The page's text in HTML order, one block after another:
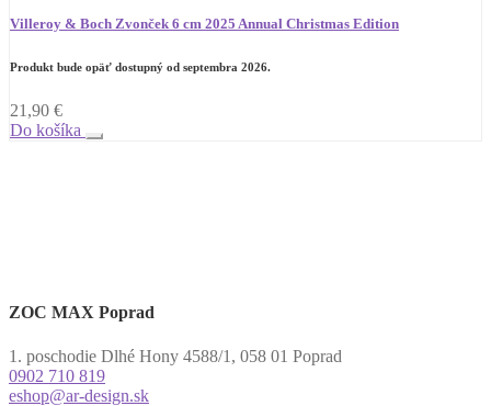
Villeroy & Boch Zvonček 6 cm 2025 Annual Christmas Edition
Produkt bude opäť dostupný od septembra 2026.
21,90 €
Do košíka
ZOC MAX Poprad
1. poschodie Dlhé Hony 4588/1, 058 01 Poprad
0902 710 819
eshop@ar-design.sk